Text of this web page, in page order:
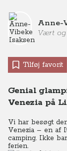
Anne-
Vært
Tilføj favorit
Genial
Venezia på
Vi har besøgt
Venezia – en af
camping. Ikke
ferien.